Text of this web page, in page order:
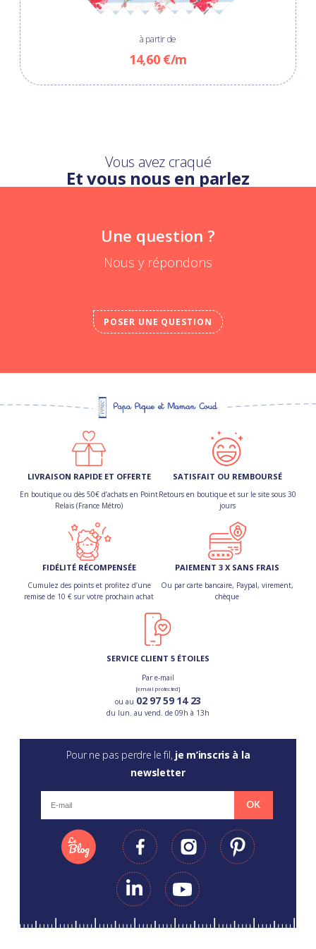
à partir de
14,60 €/m
Vous avez craqué
Et vous nous en parlez
Une question ?
Nous y répondons
POSER UNE QUESTION
LIVRAISON RAPIDE ET OFFERTE
En boutique ou dès 50€ d’achats en Point
Relais (France Métro)
SATISFAIT OU REMBOURSÉ
Retours en boutique et sur le site sous 30
jours
FIDÉLITÉ RÉCOMPENSÉE
Cumulez des points et profitez d’une
remise de 10 € sur votre prochain achat
PAIEMENT 3 X SANS FRAIS
Ou par carte bancaire, Paypal, virement,
chèque
SERVICE CLIENT 5 ÉTOILES
Par e-mail
[email protected]
ou au 02 97 59 14 23
du lun. au vend. de 09h à 13h
Pour ne pas perdre le fil, je m’inscris à la
newsletter
OK